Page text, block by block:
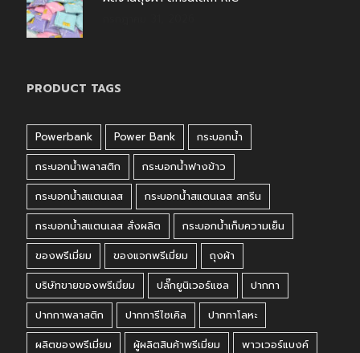
PRODUCT TAGS
Powerbank Power Bank
กระบอกน้ำ
กระบอกน้ำพลาสติก
กระบอกน้ำฟางข้าว
กระบอกน้ำสแตนเลส
กระบอกน้ำสแตนเลส สกรีน
กระบอกน้ำสแตนเลส สั่งผลิต
กระบอกน้ำเก็บความเย็น
ของพรีเมี่ยม
ของแจกพรีเมี่ยม
ถุงผ้า
บริษัทขายของพรีเมี่ยม
ปลั๊กยูนิเวอร์แซล
ปากกา
ปากกาพลาสติก
ปากการีไซเคิล
ปากกาโลหะ
ผลิตของพรีเมี่ยม
ผู้ผลิตสินค้าพรีเมี่ยม
พาวเวอร์แบงค์